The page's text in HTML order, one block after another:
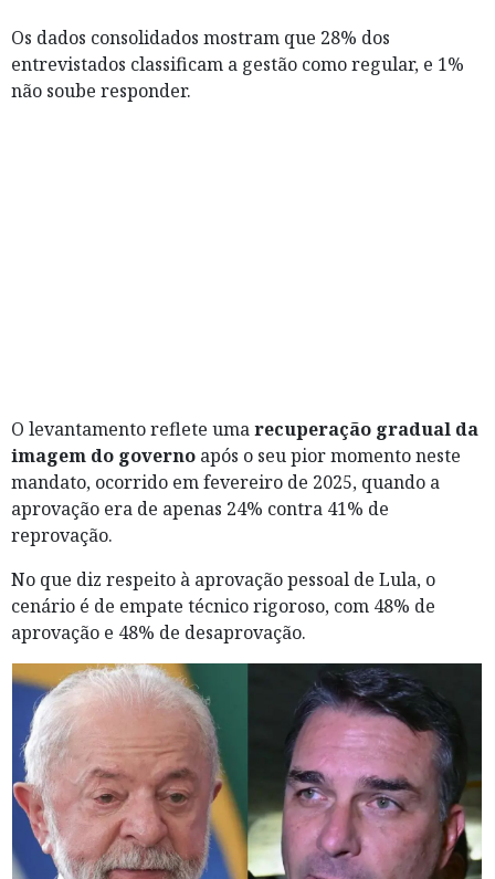
Os dados consolidados mostram que 28% dos
entrevistados classificam a gestão como regular, e 1%
não soube responder.
O levantamento reflete umarecuperação gradual da
imagem do governo após o seu pior momento neste
mandato, ocorrido em fevereiro de 2025, quando a
aprovação era de apenas 24% contra 41% de
reprovação.
No que diz respeito à aprovação pessoal de Lula, o
cenário é de empate técnico rigoroso, com 48% de
aprovação e 48% de desaprovação.